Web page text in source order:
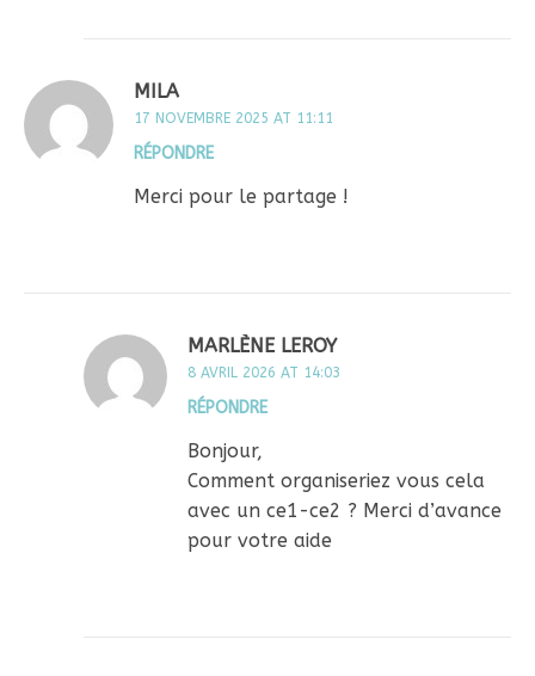
MILA
17 NOVEMBRE 2025 AT 11:11
RÉPONDRE
Merci pour le partage !
MARLÈNE LEROY
8 AVRIL 2026 AT 14:03
RÉPONDRE
Bonjour,
Comment organiseriez vous cela
avec un ce1-ce2 ? Merci d’avance
pour votre aide